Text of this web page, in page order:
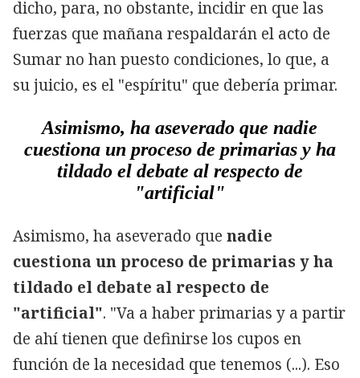
dicho, para, no obstante, incidir en que las
fuerzas que mañana respaldarán el acto de
Sumar no han puesto condiciones, lo que, a
su juicio, es el "espíritu" que debería primar.
Asimismo, ha aseverado que nadie
cuestiona un proceso de primarias y ha
tildado el debate al respecto de
"artificial"
Asimismo, ha aseverado que nadie
cuestiona un proceso de primarias y ha
tildado el debate al respecto de
"artificial". "Va a haber primarias y a partir
de ahí tienen que definirse los cupos en
función de la necesidad que tenemos (...). Eso